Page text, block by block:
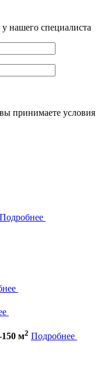
нашего специалиста
принимаете условия
Подробнее
м2 Подробнее